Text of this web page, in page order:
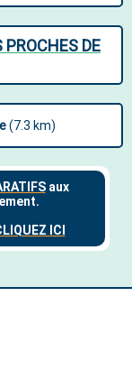
PROCHES DE
(7.3 km)